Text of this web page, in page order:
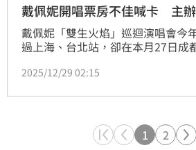
戴佩妮開唱票房不佳喊卡 主
戴佩妮「雙生火焰」巡迴演唱會今
過上海、台北站，卻在本月27日成
演將提前在明年1月17日杭州站畫下
歌迷憂心明年3月21日高雄巨蛋演
2025/12/29 02:15
1 2